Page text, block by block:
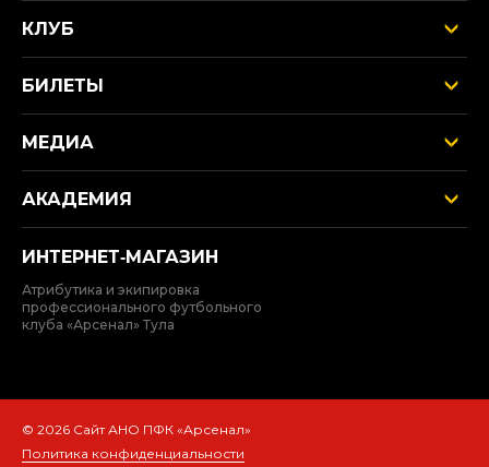
КЛУБ
БИЛЕТЫ
МЕДИА
АКАДЕМИЯ
ИНТЕРНЕТ‑МАГАЗИН
Атрибутика и экипировка
профессионального футбольного
клуба «Арсенал» Тула
© 2026 Сайт АНО ПФК «Арсенал»
Политика конфиденциальности